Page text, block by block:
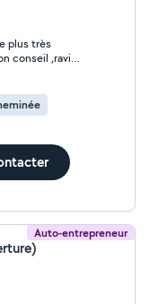
conseil ,ravi
et
quand je
merci
merci pour vos
Auto-entrepreneur